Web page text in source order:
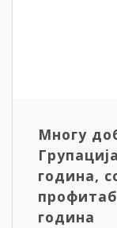
Многу
година,
година